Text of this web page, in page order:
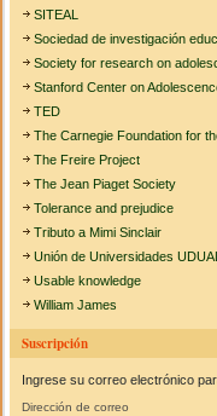
SITEAL
Sociedad de investigación
Society for research on
Stanford Center on
TED
The Carnegie Foundation for
The Freire Project
The Jean Piaget Society
Tolerance and prejudice
Tributo a Mimi Sinclair
Unión de Universidades UDUAL
Usable knowledge
William James
Suscripción
Ingrese su correo electrónico
Dirección de correo